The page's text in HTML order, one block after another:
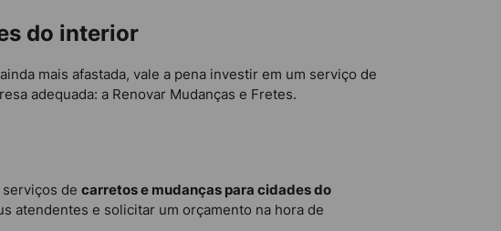
do interior
mais afastada, vale a pena investir em um serviço de
adequada: a Renovar Mudanças e Fretes.
serviços decarretos e mudanças para cidades do
atendentes e solicitar um orçamento na hora de